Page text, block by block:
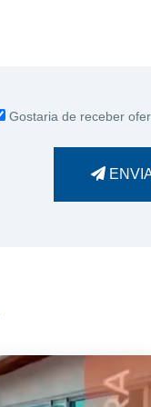
Gostaria de receber